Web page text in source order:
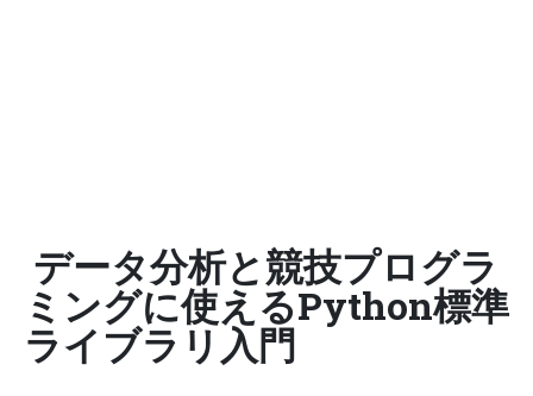
データ分析と競技プログラ
ミングに使えるPython標準
ライブラリ入門